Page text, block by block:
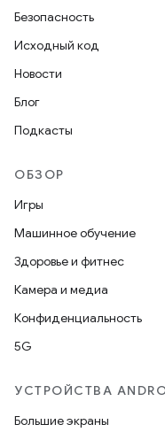
Безопасность
Исходный код
Новости
Блог
Подкасты
ОБЗОР
Игры
Машинное обучение
Здоровье и фитнес
Камера и медиа
Конфиденциальность
5G
УСТРОЙСТВА
Большие экраны